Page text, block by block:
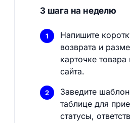
3 шага на неделю
Напишите
возврата и
карточке товара
сайта.
Заведите
таблице для
статусы,